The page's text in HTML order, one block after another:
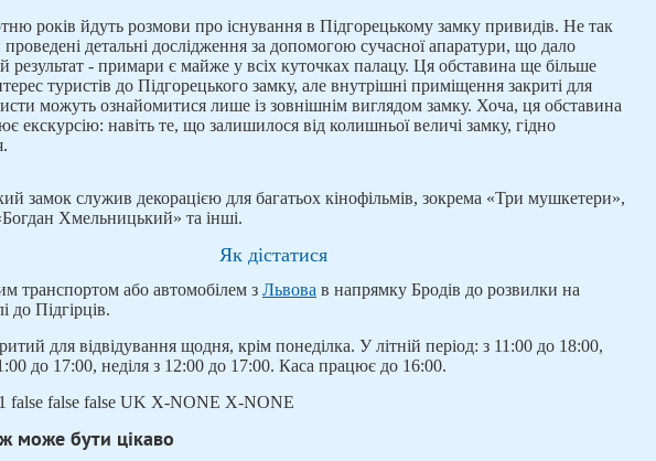
років йдуть розмови про існування в Підгорецькому замку привидів. Не так
проведені детальні дослідження за допомогою сучасної апаратури, що дало
результат - примари є майже у всіх куточках палацу. Ця обставина ще більше
туристів до Підгорецького замку, але внутрішні приміщення закриті для
можуть ознайомитися лише із зовнішнім виглядом замку. Хоча, ця обставина
екскурсію: навіть те, що залишилося від колишньої величі замку, гідно
замок служив декорацією для багатьох кінофільмів, зокрема «Три мушкетери»,
Хмельницький» та інші.
Як дістатися
транспортом або автомобілем з Львова в напрямку Бродів до розвилки на
до Підгірців.
для відвідування щодня, крім понеділка. У літній період: з 11:00 до 18:00,
до 17:00, неділя з 12:00 до 17:00. Каса працює до 16:00.
false false false UK X-NONE X-NONE
може бути цікаво